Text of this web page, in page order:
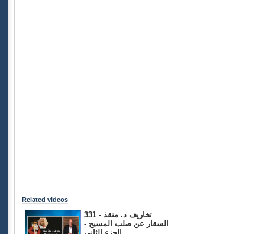
Related videos
331 - تخاريف د. منقذ
السقار عن صلب المسيح -